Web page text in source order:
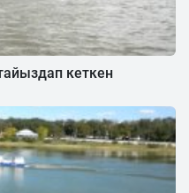
кеткен